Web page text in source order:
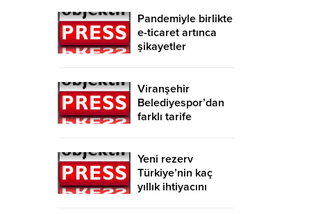
Pandemiyle birlikte
e-ticaret artınca
şikayetler
Viranşehir
Belediyespor’dan
farklı tarife
Yeni rezerv
Türkiye’nin kaç
yıllık ihtiyacını